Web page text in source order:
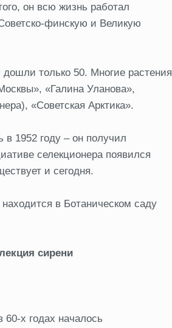
он всю жизнь работал
финскую и Великую
только 50. Многие растения
«Галина Уланова»,
«Советская Арктика».
в 1952 году – он получил
селекционера появился
и сегодня.
в Ботаническом саду
сирени
х годах началось